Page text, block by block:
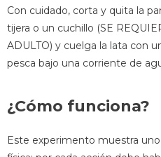
Con cuidado, corta y quita la
tijera o un cuchillo (SE
ADULTO) y cuelga la lata con
pesca bajo una corriente de
¿Cómo funciona?
Este experimento muestra